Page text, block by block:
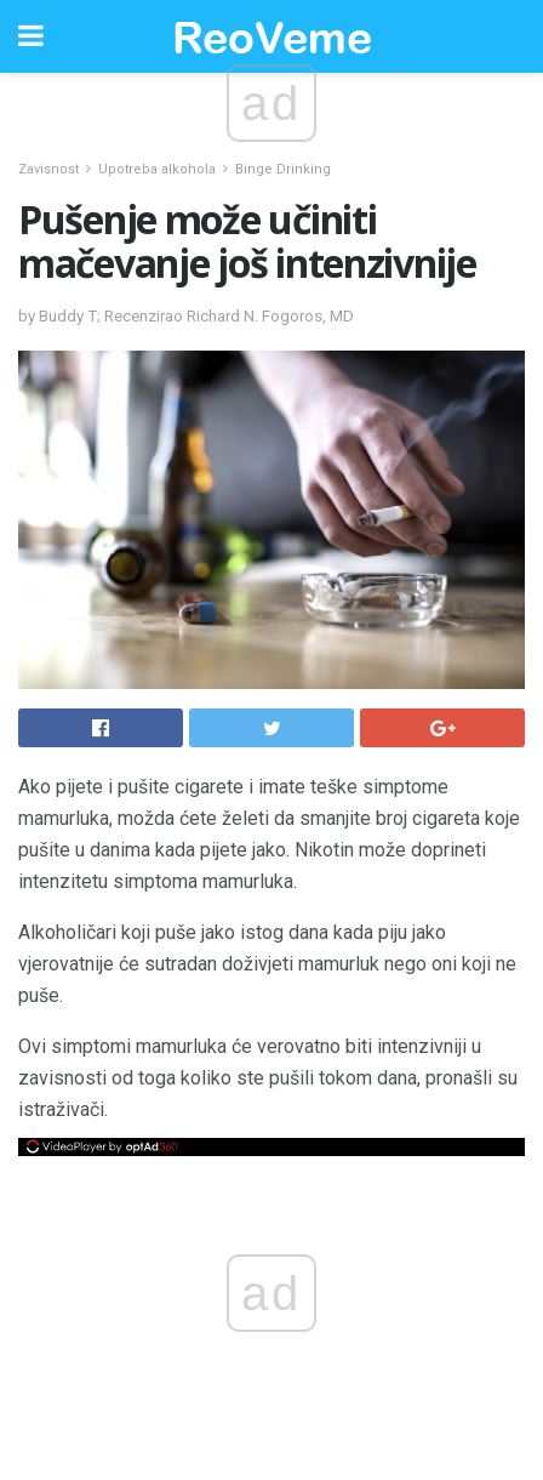
ad
Zavisnost Upotreba alkohola Binge Drinking
Pušenje može učiniti
mačevanje još intenzivnije
by Buddy T; Recenzirao Richard N. Fogoros, MD
Ako pijete i pušite cigarete i imate teške simptome
mamurluka, možda ćete želeti da smanjite broj cigareta koje
pušite u danima kada pijete jako. Nikotin može doprineti
intenzitetu simptoma mamurluka.
Alkoholičari koji puše jako istog dana kada piju jako
vjerovatnije će sutradan doživjeti mamurluk nego oni koji ne
puše.
Ovi simptomi mamurluka će verovatno biti intenzivniji u
zavisnosti od toga koliko ste pušili tokom dana, pronašli su
istraživači.
ad